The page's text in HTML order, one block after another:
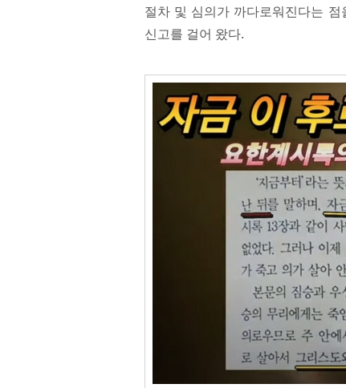
절차 및 심의가 까다로워진다는
신고를 걸어 왔다.